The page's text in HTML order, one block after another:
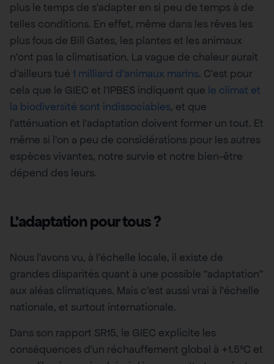
plus le temps de s’adapter en si peu de temps à de
telles conditions. En effet, même dans les rêves les
plus fous de Bill Gates, les plantes et les animaux
n’ont pas la climatisation. La vague de chaleur aurait
d’ailleurs tué 1 milliard d’animaux marins. C’est pour
cela que le GIEC et l’IPBES indiquent que le climat et
la biodiversité sont indissociables, et que
l’atténuation et l’adaptation doivent former un tout. Et
même si l’on a peu de considérations pour les autres
espèces vivantes, notre survie et notre bien-être
dépend des leurs.
L’adaptation pour tous ?
Nous l’avons vu, à l’échelle locale, il existe de
grandes disparités quant à une possible “adaptation”
aux aléas climatiques. Mais c’est aussi vrai à l’échelle
nationale, et surtout internationale.
Dans son rapport SR15, le GIEC explicite les
conséquences d’un réchauffement global à +1.5°C et